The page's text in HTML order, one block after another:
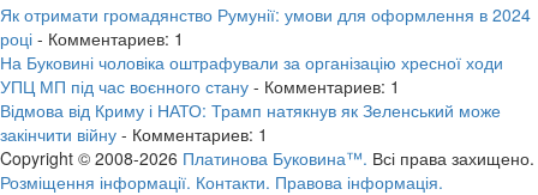
Як отримати громадянство Румунії: умови для оформлення в 2024
році - Комментариев: 1
На Буковині чоловіка оштрафували за організацію хресної ходи
УПЦ МП під час воєнного стану - Комментариев: 1
Відмова від Криму і НАТО: Трамп натякнув як Зеленський може
закінчити війну - Комментариев: 1
Copyright © 2008-2026 Платинова Буковина™. Всі права захищено.
Розміщення інформації. Контакти. Правова інформація.